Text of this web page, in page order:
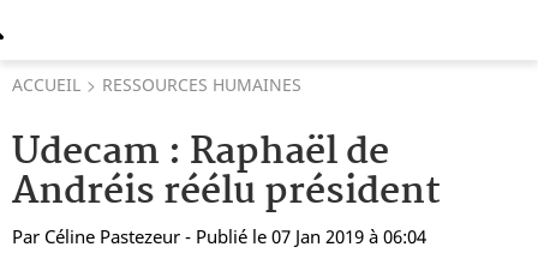
ACCUEIL RESSOURCES HUMAINES
Udecam : Raphaël de
Andréis réélu président
Par Céline Pastezeur - Publié le 07 Jan 2019 à 06:04